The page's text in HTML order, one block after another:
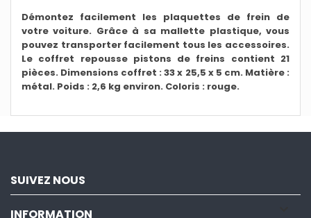
Démontez facilement les plaquettes de frein de
votre voiture. Grâce à sa mallette plastique, vous
pouvez transporter facilement tous les accessoires.
Le coffret repousse pistons de freins contient 21
pièces. Dimensions coffret : 33 x 25,5 x 5 cm. Matière :
métal. Poids : 2,6 kg environ. Coloris : rouge.
SUIVEZ NOUS
INFORMATION